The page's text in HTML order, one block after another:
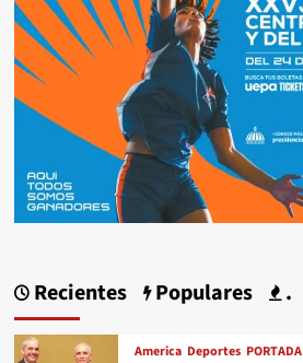
Recientes Populares .
America Deportes PORTADA